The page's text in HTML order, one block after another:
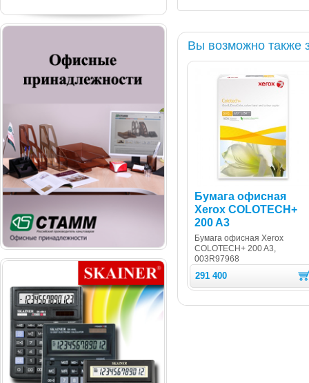
Вы возможно также
Бумага офисная
Xerox COLOTECH+
200 A3
Бумага офисная Xerox
COLOTECH+ 200 A3,
003R97968
291 400